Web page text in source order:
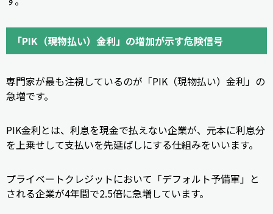
「PIK（現物払い）金利」の増加が示す危険信号
専門家が最も注視しているのが「PIK（現物払い）金利」の
急増です。
PIK金利とは、利息を現金で払えない企業が、元本に利息分
を上乗せして支払いを先延ばしにする仕組みをいいます。
プライベートクレジットにおいて「デフォルト予備軍」と
される企業が4年間で2.5倍に急増しています。